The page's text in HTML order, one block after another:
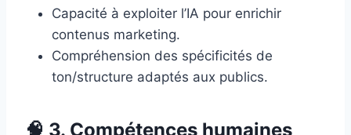
Capacité à exploiter l’IA pour enrichir
contenus marketing.
Compréhension des spécificités de
ton/structure adaptés aux publics.
🧠 3. Compétences humaines